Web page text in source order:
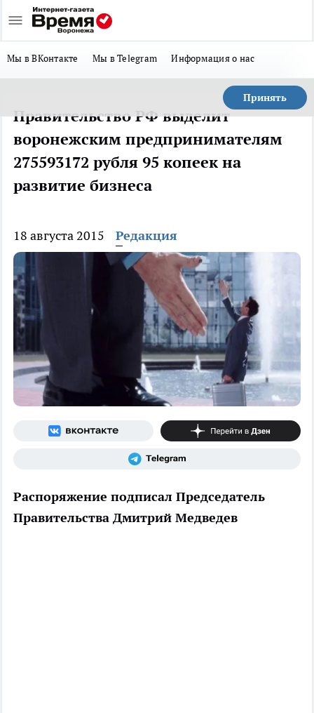
Мы в ВКонтакте Мы в Telegram Информация о нас
Принять
Правительство РФ выделит
воронежским предпринимателям
275593172 рубля 95 копеек на
развитие бизнеса
18 августа 2015 Редакция
Распоряжение подписал Председатель
Правительства Дмитрий Медведев